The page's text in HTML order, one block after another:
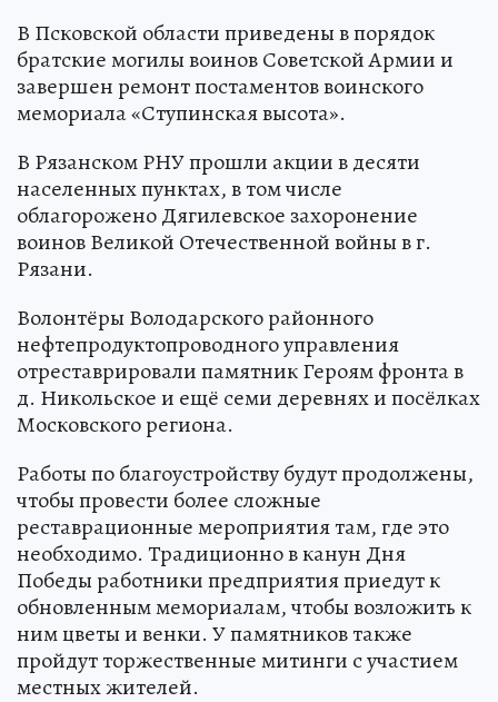
В Псковской области приведены в порядок
братские могилы воинов Советской Армии и
завершен ремонт постаментов воинского
мемориала «Ступинская высота».
В Рязанском РНУ прошли акции в десяти
населенных пунктах, в том числе
облагорожено Дягилевское захоронение
воинов Великой Отечественной войны в г.
Рязани.
Волонтёры Володарского районного
нефтепродуктопроводного управления
отреставрировали памятник Героям фронта в
д. Никольское и ещё семи деревнях и посёлках
Московского региона.
Работы по благоустройству будут продолжены,
чтобы провести более сложные
реставрационные мероприятия там, где это
необходимо. Традиционно в канун Дня
Победы работники предприятия приедут к
обновленным мемориалам, чтобы возложить к
ним цветы и венки. У памятников также
пройдут торжественные митинги с участием
местных жителей.